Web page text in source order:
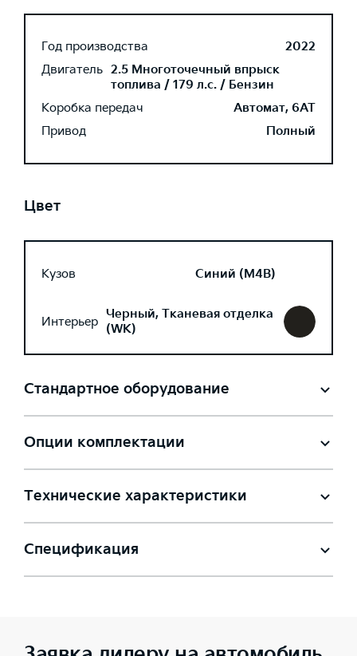
Год производства
2022
Двигатель 2.5 Многоточечный впрыск
топлива / 179 л.с. / Бензин
Коробка передач
Автомат, 6AT
Привод
Полный
Цвет
Кузов Синий (M4B)
Интерьер Черный, Тканевая отделка
(WK)
Стандартное оборудование
Опции комплектации
Технические характеристики
Спецификация